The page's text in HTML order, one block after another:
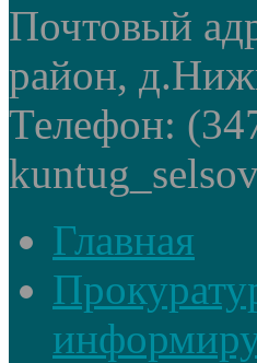
Почтовый
район,
Телефон:
Главная